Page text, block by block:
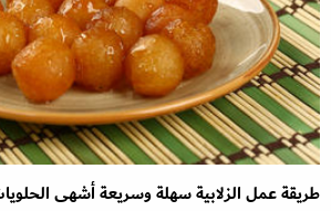
طريقة عمل الزلابية سهلة وسريعة أشهى